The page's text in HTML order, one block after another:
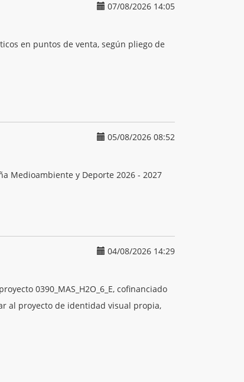
07/08/2026 14:05
en puntos de venta, según pliego de
05/08/2026 08:52
Medioambiente y Deporte 2026 - 2027
04/08/2026 14:29
0390_MAS_H2O_6_E, cofinanciado
al proyecto de identidad visual propia,